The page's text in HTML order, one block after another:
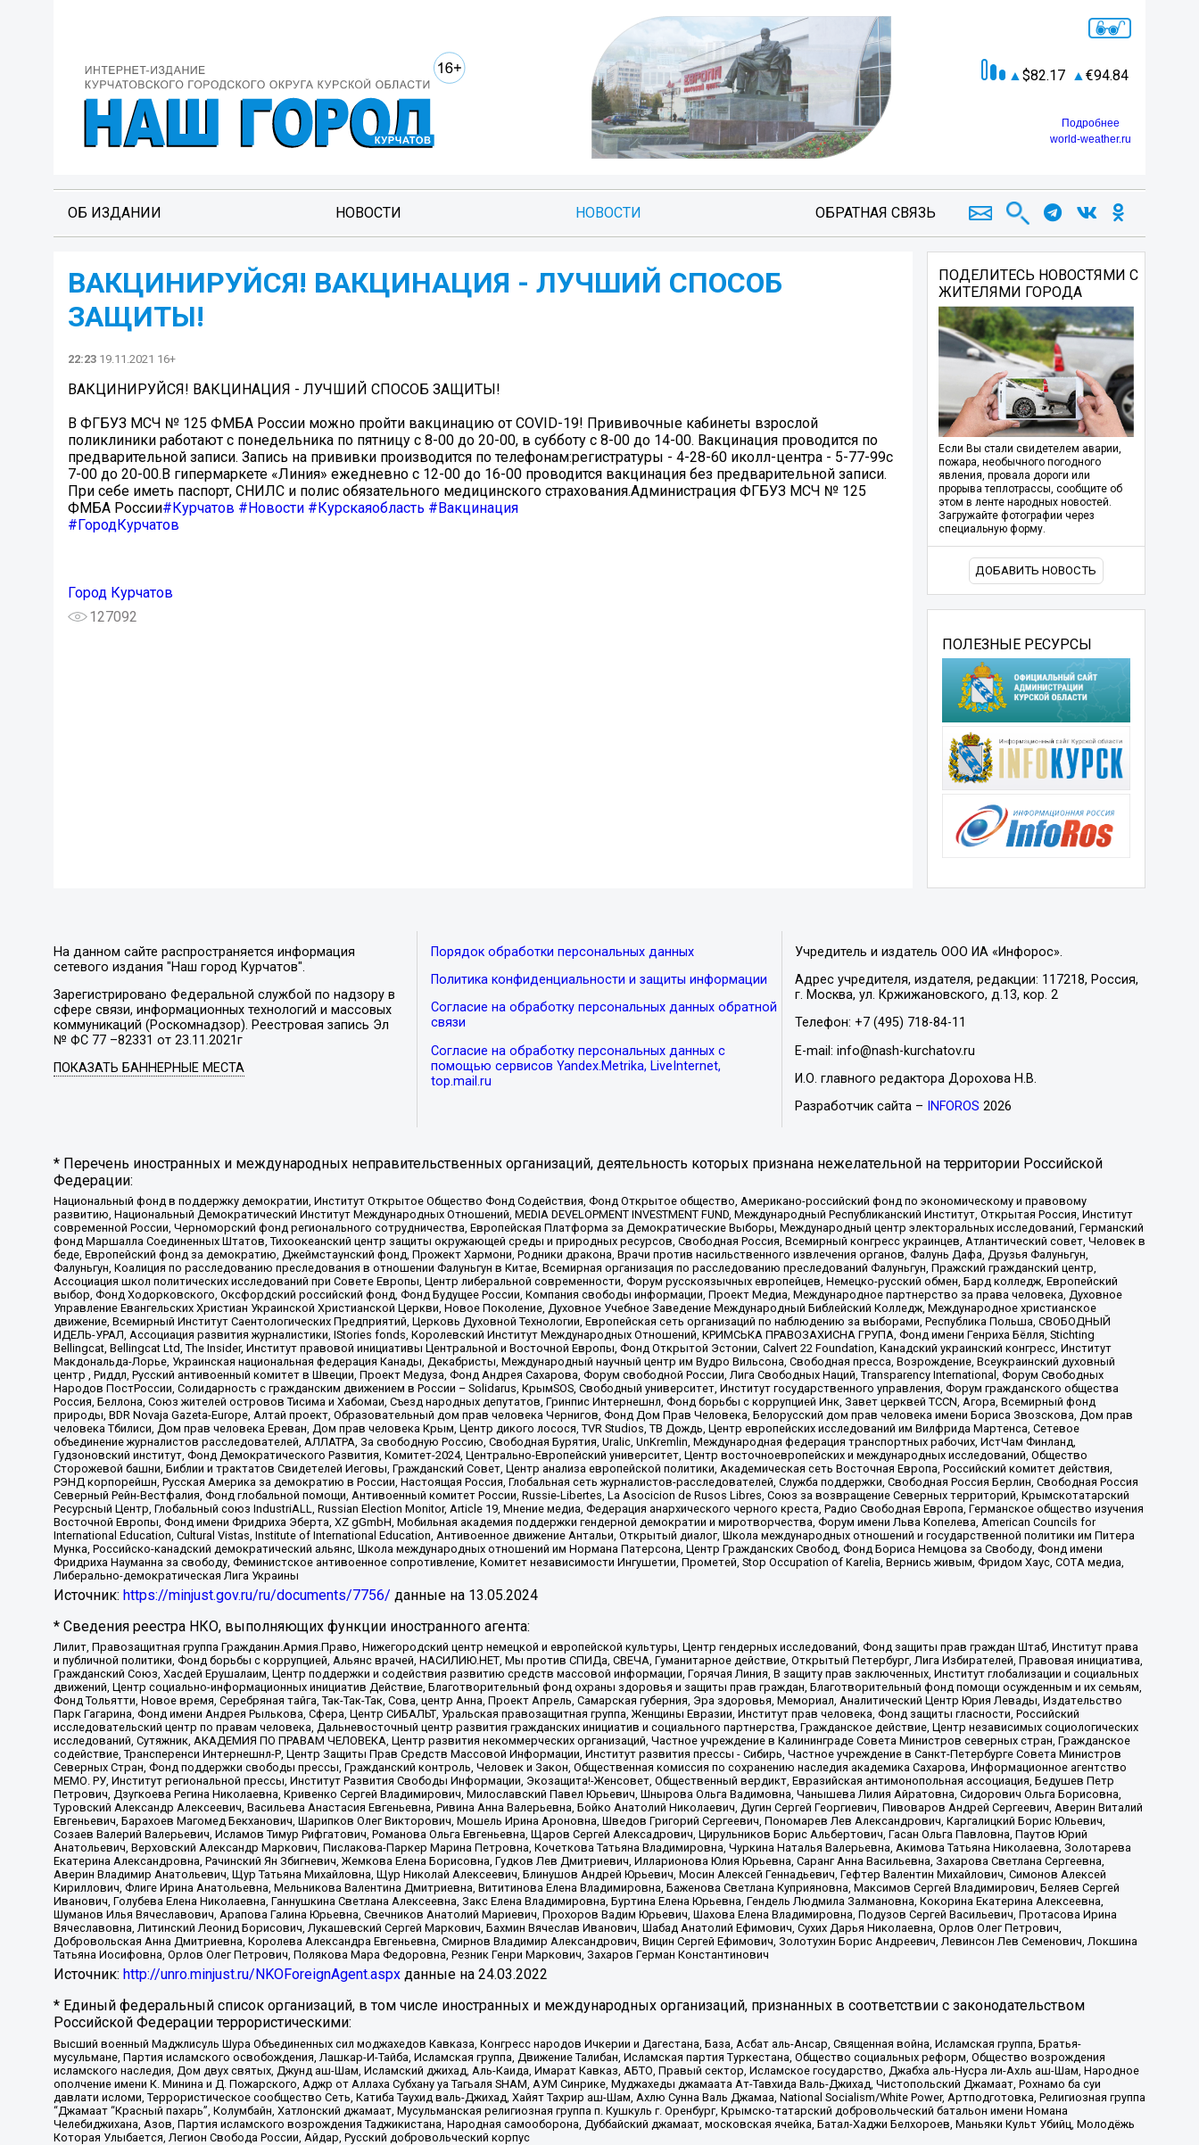
82.17 94.84
Подробнее
world-weather.ru
ОБ ИЗДАНИИ НОВОСТИ НОВОСТИ ОБРАТНАЯ СВЯЗЬ
ВАКЦИНИРУЙСЯ! ВАКЦИНАЦИЯ - ЛУЧШИЙ СПОСОБ
ЗАЩИТЫ!
22:23 19.11.2021 16+
ВАКЦИНИРУЙСЯ! ВАКЦИНАЦИЯ - ЛУЧШИЙ СПОСОБ ЗАЩИТЫ!
В ФГБУЗ МСЧ № 125 ФМБА России можно пройти вакцинацию от COVID-19! Прививочные кабинеты взрослой
поликлиники работают с понедельника по пятницу с 8-00 до 20-00, в субботу с 8-00 до 14-00. Вакцинация проводится по
предварительной записи. Запись на прививки производится по телефонам:регистратуры - 4-28-60 и⁣колл-центра - 5-77-99⁣с
7-00 до 20-00.⁣В гипермаркете «Линия» ежедневно с 12-00 до 16-00 проводится вакцинация без предварительной записи.
При себе иметь паспорт, СНИЛС и полис обязательного медицинского страхования.Администрация ФГБУЗ МСЧ № 125
ФМБА России#Курчатов #Новости #Курскаяобласть #Вакцинация
#ГородКурчатов
Город Курчатов
127092
ПОДЕЛИТЕСЬ НОВОСТЯМИ С
ЖИТЕЛЯМИ ГОРОДА
Если Вы стали свидетелем аварии,
пожара, необычного погодного
явления, провала дороги или
прорыва теплотрассы, сообщите об
этом в ленте народных новостей.
Загружайте фотографии через
специальную форму.
ДОБАВИТЬ НОВОСТЬ
ПОЛЕЗНЫЕ РЕСУРСЫ
На данном сайте распространяется информация
сетевого издания "Наш город Курчатов".
Зарегистрировано Федеральной службой по надзору в
сфере связи, информационных технологий и массовых
коммуникаций (Роскомнадзор). Реестровая запись Эл
№ ФС 77 –82331 от 23.11.2021г
ПОКАЗАТЬ БАННЕРНЫЕ МЕСТА
Порядок обработки персональных данных
Политика конфиденциальности и защиты информации
Согласие на обработку персональных данных обратной
связи
Согласие на обработку персональных данных с
помощью сервисов Yandex.Metrika, LiveInternet,
top.mail.ru
Учредитель и издатель ООО ИА «Инфорос».
Адрес учредителя, издателя, редакции: 117218, Россия,
г. Москва, ул. Кржижановского, д.13, кор. 2
Телефон: +7 (495) 718-84-11
E-mail: info@nash-kurchatov.ru
И.О. главного редактора Дорохова Н.В.
Разработчик сайта – INFOROS 2026
* Перечень иностранных и международных неправительственных организаций, деятельность которых признана нежелательной на территории Российской
Федерации:
Национальный фонд в поддержку демократии, Институт Открытое Общество Фонд Содействия, Фонд Открытое общество, Американо-российский фонд по экономическому и правовому
развитию, Национальный Демократический Институт Международных Отношений, MEDIA DEVELOPMENT INVESTMENT FUND, Международный Республиканский Институт, Открытая Россия, Институт
современной России, Черноморский фонд регионального сотрудничества, Европейская Платформа за Демократические Выборы, Международный центр электоральных исследований, Германский
фонд Маршалла Соединенных Штатов, Тихоокеанский центр защиты окружающей среды и природных ресурсов, Свободная Россия, Всемирный конгресс украинцев, Атлантический совет, Человек в
беде, Европейский фонд за демократию, Джеймстаунский фонд, Прожект Хармони, Родники дракона, Врачи против насильственного извлечения органов, Фалунь Дафа, Друзья Фалуньгун,
Фалуньгун, Коалиция по расследованию преследования в отношении Фалуньгун в Китае, Всемирная организация по расследованию преследований Фалуньгун, Пражский гражданский центр,
Ассоциация школ политических исследований при Совете Европы, Центр либеральной современности, Форум русскоязычных европейцев, Немецко-русский обмен, Бард колледж, Европейский
выбор, Фонд Ходорковского, Оксфордский российский фонд, Фонд Будущее России, Компания свободы информации, Проект Медиа, Международное партнерство за права человека, Духовное
Управление Евангельских Христиан Украинской Христианской Церкви, Новое Поколение, Духовное Учебное Заведение Международный Библейский Колледж, Международное христианское
движение, Всемирный Институт Саентологических Предприятий, Церковь Духовной Технологии, Европейская сеть организаций по наблюдению за выборами, Республика Польша, СВОБОДНЫЙ
ИДЕЛЬ-УРАЛ, Ассоциация развития журналистики, IStories fonds, Королевский Институт Международных Отношений, КРИМСЬКА ПРАВОЗАХИСНА ГРУПА, Фонд имени Генриха Бёлля, Stichting
Bellingcat, Bellingcat Ltd, The Insider, Институт правовой инициативы Центральной и Восточной Европы, Фонд Открытой Эстонии, Calvert 22 Foundation, Канадский украинский конгресс, Институт
Макдональда-Лорье, Украинская национальная федерация Канады, Декабристы, Международный научный центр им Вудро Вильсона, Свободная пресса, Возрождение, Всеукраинский духовный
центр , Риддл, Русский антивоенный комитет в Швеции, Проект Медуза, Фонд Андрея Сахарова, Форум свободной России, Лига Свободных Наций, Transparеncy International, Форум Свободных
Народов ПостРоссии, Солидарность с гражданским движением в России – Solidarus, КрымSOS, Свободный университет, Институт государственного управления, Форум гражданского общества
Россия, Беллона, Союз жителей островов Тисима и Хабомаи, Съезд народных депутатов, Гринпис Интернешнл, Фонд борьбы с коррупцией Инк, Завет церквей TCCN, Агора, Всемирный фонд
природы, BDR Novaja Gazeta-Europe, Алтай проект, Образовательный дом прав человека Чернигов, Фонд Дом Прав Человека, Белорусский дом прав человека имени Бориса Звозскова, Дом прав
человека Тбилиси, Дом прав человека Ереван, Дом прав человека Крым, Центр дикого лосося, TVR Studios, ТВ Дождь, Центр европейских исследований им Вилфрида Мартенса, Сетевое
объединение журналистов расследователей, АЛЛАТРА, За свободную Россию, Свободная Бурятия, Uralic, UnKremlin, Международная федерация транспортных рабочих, ИстЧам Финланд,
Гудзоновский институт, Фонд Демократического Развития, Комитет-2024, Центрально-Европейский университет, Центр восточноевропейских и международных исследований, Общество
Сторожевой башни, Библии и трактатов Свидетелей Иеговы, Гражданский Совет, Центр анализа европейской политики, Академическая сеть Восточная Европа, Российский комитет действия,
РЭНД корпорейшн, Русская Америка за демократию в России, Настоящая Россия, Глобальная сеть журналистов-расследователей, Служба поддержки, Свободная Россия Берлин, Свободная Россия
Северный Рейн-Вестфалия, Фонд глобальной помощи, Антивоенный комитет России, Russie-Libertes, La Asocicion de Rusos Libres, Союз за возвращение Северных территорий, Крымскотатарский
Ресурсный Центр, Глобальный союз IndustriALL, Russian Election Monitor, Article 19, Мнение медиа, Федерация анархического черного креста, Радио Свободная Европа, Германское общество изучения
Восточной Европы, Фонд имени Фридриха Эберта, XZ gGmbH, Мобильная академия поддержки гендерной демократии и миротворчества, Форум имени Льва Копелева, American Councils for
International Education, Cultural Vistas, Institute of International Education, Антивоенное движение Антальи, Открытый диалог, Школа международных отношений и государственной политики им Питера
Мунка, Российско-канадский демократический альянс, Школа международных отношений им Нормана Патерсона, Центр Гражданских Свобод, Фонд Бориса Немцова за Свободу, Фонд имени
Фридриха Науманна за свободу, Феминистское антивоенное сопротивление, Комитет независимости Ингушетии, Прометей, Stop Occupation of Karelia, Вернись живым, Фридом Хаус, СОТА медиа,
Либерально-демократическая Лига Украины
Источник: https://minjust.gov.ru/ru/documents/7756/ данные на 13.05.2024
* Сведения реестра НКО, выполняющих функции иностранного агента:
Лилит, Правозащитная группа Гражданин.Армия.Право, Нижегородский центр немецкой и европейской культуры, Центр гендерных исследований, Фонд защиты прав граждан Штаб, Институт права
и публичной политики, Фонд борьбы с коррупцией, Альянс врачей, НАСИЛИЮ.НЕТ, Мы против СПИДа, СВЕЧА, Гуманитарное действие, Открытый Петербург, Лига Избирателей, Правовая инициатива,
Гражданский Союз, Хасдей Ерушалаим, Центр поддержки и содействия развитию средств массовой информации, Горячая Линия, В защиту прав заключенных, Институт глобализации и социальных
движений, Центр социально-информационных инициатив Действие, Благотворительный фонд охраны здоровья и защиты прав граждан, Благотворительный фонд помощи осужденным и их семьям,
Фонд Тольятти, Новое время, Серебряная тайга, Так-Так-Так, Сова, центр Анна, Проект Апрель, Самарская губерния, Эра здоровья, Мемориал, Аналитический Центр Юрия Левады, Издательство
Парк Гагарина, Фонд имени Андрея Рылькова, Сфера, Центр СИБАЛЬТ, Уральская правозащитная группа, Женщины Евразии, Институт прав человека, Фонд защиты гласности, Российский
исследовательский центр по правам человека, Дальневосточный центр развития гражданских инициатив и социального партнерства, Гражданское действие, Центр независимых социологических
исследований, Сутяжник, АКАДЕМИЯ ПО ПРАВАМ ЧЕЛОВЕКА, Центр развития некоммерческих организаций, Частное учреждение в Калининграде Совета Министров северных стран, Гражданское
содействие, Трансперенси Интернешнл-Р, Центр Защиты Прав Средств Массовой Информации, Институт развития прессы - Сибирь, Частное учреждение в Санкт-Петербурге Совета Министров
Северных Стран, Фонд поддержки свободы прессы, Гражданский контроль, Человек и Закон, Общественная комиссия по сохранению наследия академика Сахарова, Информационное агентство
МЕМО. РУ, Институт региональной прессы, Институт Развития Свободы Информации, Экозащита!-Женсовет, Общественный вердикт, Евразийская антимонопольная ассоциация, Бедушев Петр
Петрович, Дзугкоева Регина Николаевна, Кривенко Сергей Владимирович, Милославский Павел Юрьевич, Шнырова Ольга Вадимовна, Чанышева Лилия Айратовна, Сидорович Ольга Борисовна,
Туровский Александр Алексеевич, Васильева Анастасия Евгеньевна, Ривина Анна Валерьевна, Бойко Анатолий Николаевич, Дугин Сергей Георгиевич, Пивоваров Андрей Сергеевич, Аверин Виталий
Евгеньевич, Барахоев Магомед Бекханович, Шарипков Олег Викторович, Мошель Ирина Ароновна, Шведов Григорий Сергеевич, Пономарев Лев Александрович, Каргалицкий Борис Юльевич,
Созаев Валерий Валерьевич, Исламов Тимур Рифгатович, Романова Ольга Евгеньевна, Щаров Сергей Алексадрович, Цирульников Борис Альбертович, Гасан Ольга Павловна, Паутов Юрий
Анатольевич, Верховский Александр Маркович, Пислакова-Паркер Марина Петровна, Кочеткова Татьяна Владимировна, Чуркина Наталья Валерьевна, Акимова Татьяна Николаевна, Золотарева
Екатерина Александровна, Рачинский Ян Збигневич, Жемкова Елена Борисовна, Гудков Лев Дмитриевич, Илларионова Юлия Юрьевна, Саранг Анна Васильевна, Захарова Светлана Сергеевна,
Аверин Владимир Анатольевич, Щур Татьяна Михайловна, Щур Николай Алексеевич, Блинушов Андрей Юрьевич, Мосин Алексей Геннадьевич, Гефтер Валентин Михайлович, Симонов Алексей
Кириллович, Флиге Ирина Анатольевна, Мельникова Валентина Дмитриевна, Вититинова Елена Владимировна, Баженова Светлана Куприяновна, Максимов Сергей Владимирович, Беляев Сергей
Иванович, Голубева Елена Николаевна, Ганнушкина Светлана Алексеевна, Закс Елена Владимировна, Буртина Елена Юрьевна, Гендель Людмила Залмановна, Кокорина Екатерина Алексеевна,
Шуманов Илья Вячеславович, Арапова Галина Юрьевна, Свечников Анатолий Мариевич, Прохоров Вадим Юрьевич, Шахова Елена Владимировна, Подузов Сергей Васильевич, Протасова Ирина
Вячеславовна, Литинский Леонид Борисович, Лукашевский Сергей Маркович, Бахмин Вячеслав Иванович, Шабад Анатолий Ефимович, Сухих Дарья Николаевна, Орлов Олег Петрович,
Добровольская Анна Дмитриевна, Королева Александра Евгеньевна, Смирнов Владимир Александрович, Вицин Сергей Ефимович, Золотухин Борис Андреевич, Левинсон Лев Семенович, Локшина
Татьяна Иосифовна, Орлов Олег Петрович, Полякова Мара Федоровна, Резник Генри Маркович, Захаров Герман Константинович
Источник: http://unro.minjust.ru/NKOForeignAgent.aspx данные на 24.03.2022
* Единый федеральный список организаций, в том числе иностранных и международных организаций, признанных в соответствии с законодательством
Российской Федерации террористическими:
Высший военный Маджлисуль Шура Объединенных сил моджахедов Кавказа, Конгресс народов Ичкерии и Дагестана, База, Асбат аль-Ансар, Священная война, Исламская группа, Братья-
мусульмане, Партия исламского освобождения, Лашкар-И-Тайба, Исламская группа, Движение Талибан, Исламская партия Туркестана, Общество социальных реформ, Общество возрождения
исламского наследия, Дом двух святых, Джунд аш-Шам, Исламский джихад, Аль-Каида, Имарат Кавказ, АБТО, Правый сектор, Исламское государство, Джабха аль-Нусра ли-Ахль аш-Шам, Народное
ополчение имени К. Минина и Д. Пожарского, Аджр от Аллаха Субхану уа Тагьаля SHAM, АУМ Синрике, Муджахеды джамаата Ат-Тавхида Валь-Джихад, Чистопольский Джамаат, Рохнамо ба суи
давлати исломи, Террористическое сообщество Сеть, Катиба Таухид валь-Джихад, Хайят Тахрир аш-Шам, Ахлю Сунна Валь Джамаа, National Socialism/White Power, Артподготовка, Религиозная группа
“Джамаат “Красный пахарь”, Колумбайн, Хатлонский джамаат, Мусульманская религиозная группа п. Кушкуль г. Оренбург, Крымско-татарский добровольческий батальон имени Номана
Челебиджихана, Азов, Партия исламского возрождения Таджикистана, Народная самооборона, Дуббайский джамаат, московская ячейка, Батал-Хаджи Белхороев, Маньяки Культ Убийц, Молодёжь
Которая Улыбается, Легион Свобода России, Айдар, Русский добровольческий корпус